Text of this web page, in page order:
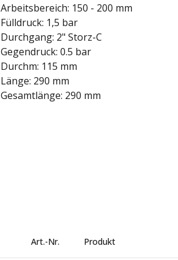
Arbeitsbereich: 150 - 200 mm
Fülldruck: 1,5 bar
Durchgang: 2" Storz-C
Gegendruck: 0.5 bar
Durchm: 115 mm
Länge: 290 mm
Gesamtlänge: 290 mm
Art.-Nr. Produkt